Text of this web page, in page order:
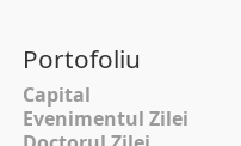
Portofoliu
Capital
Evenimentul Zilei